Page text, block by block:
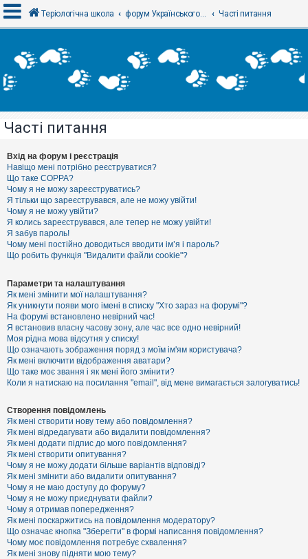
х
і
Р
є
с
т
р
а
ц
і
я
Т
м
и
б
е
з
в
і
д
п
о
в
і
е
й
А
к
т
и
в
н
і
т
е
м
и
Теріологічна школа форум Українського теріологічного товариства Часті питання
Часті питання
Вхід на форум і реєстрація
Навіщо мені потрібно реєструватися?
Що таке COPPA?
Чому я не можу зареєструватись?
Я тільки що зареєструвався, але не можу увійти!
Чому я не можу увійти?
Я колись зареєструвався, але тепер не можу увійти!
Я забув пароль!
Чому мені постійно доводиться вводити ім’я і пароль?
Що робить функція "Видалити файли cookie"?
Параметри та налаштування
Як мені змінити мої налаштування?
Як уникнути появи мого імені в списку "Хто зараз на форумі"?
На форумі встановлено невірний час!
Я встановив власну часову зону, але час все одно невірний!
Моя рідна мова відсутня у списку!
Що означають зображення поряд з моїм ім'ям користувача?
Як мені включити відображення аватари?
Що таке моє звання і як мені його змінити?
Коли я натискаю на посилання "email", від мене вимагається залогуватись!
Створення повідомлень
Як мені створити нову тему або повідомлення?
Як мені відредагувати або видалити повідомлення?
Як мені додати підпис до мого повідомлення?
Як мені створити опитування?
Чому я не можу додати більше варіантів відповіді?
Як мені змінити або видалити опитування?
Чому я не маю доступу до форуму?
Чому я не можу приєднувати файли?
Чому я отримав попередження?
Як мені поскаржитись на повідомлення модератору?
Що означає кнопка "Зберегти" в формі написання повідомлення?
Чому моє повідомлення потребує схвалення?
Як мені знову підняти мою тему?